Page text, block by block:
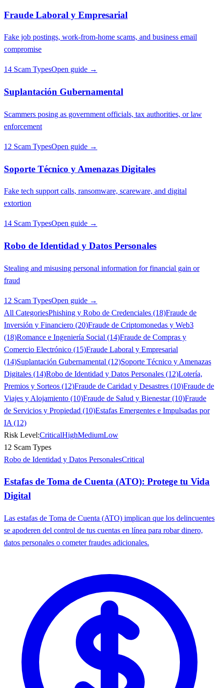
Fraude Laboral y Empresarial
Fake job postings, work-from-home scams, and business email
compromise
14 Scam TypesOpen guide →
Suplantación Gubernamental
Scammers posing as government officials, tax authorities, or law
enforcement
12 Scam TypesOpen guide →
Soporte Técnico y Amenazas Digitales
Fake tech support calls, ransomware, scareware, and digital
extortion
14 Scam TypesOpen guide →
Robo de Identidad y Datos Personales
Stealing and misusing personal information for financial gain or
fraud
12 Scam TypesOpen guide →
All CategoriesPhishing y Robo de Credenciales (18)Fraude de
Inversión y Financiero (20)Fraude de Criptomonedas y Web3
(18)Romance e Ingeniería Social (14)Fraude de Compras y
Comercio Electrónico (15)Fraude Laboral y Empresarial
(14)Suplantación Gubernamental (12)Soporte Técnico y Amenazas
Digitales (14)Robo de Identidad y Datos Personales (12)Lotería,
Premios y Sorteos (12)Fraude de Caridad y Desastres (10)Fraude de
Viajes y Alojamiento (10)Fraude de Salud y Bienestar (10)Fraude
de Servicios y Propiedad (10)Estafas Emergentes e Impulsadas por
IA (12)
Risk Level:CriticalHighMediumLow
12 Scam Types
Robo de Identidad y Datos PersonalesCritical
Estafas de Toma de Cuenta (ATO): Protege tu Vida
Digital
Las estafas de Toma de Cuenta (ATO) implican que los delincuentes
se apoderen del control de tus cuentas en línea para robar dinero,
datos personales o cometer fraudes adicionales.